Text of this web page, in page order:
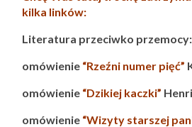
kilka linków:
Literatura przeciwko przemocy:
omówienie “Rzeźni numer pięć”
omówienie “Dzikiej kaczki”
omówienie “Wizyty starszej